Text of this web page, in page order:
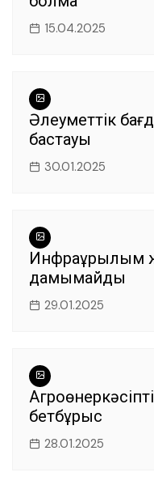
15.04.2025
Әлеуметтік
бастауы
30.01.2025
Инфрақұрылым
дамымайды
29.01.2025
бетбұрыс
28.01.2025